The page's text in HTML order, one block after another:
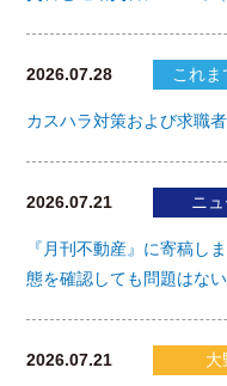
2026.07.28 これ
カスハラ対策および求職
2026.07.21 ニ
『月刊不動産』に寄稿し
態を確認しても問題はない
2026.07.21 大